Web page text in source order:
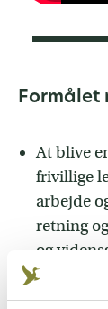
Formålet
At blive
frivillige
arbejde
retning
og
At få